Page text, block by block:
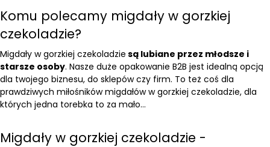
Komu polecamy migdały w gorzkiej
czekoladzie?
Migdały w gorzkiej czekoladzie są lubiane przez młodsze i
starsze osoby. Nasze duże opakowanie B2B jest idealną opcją
dla twojego biznesu, do sklepów czy firm. To też coś dla
prawdziwych miłośników migdałów w gorzkiej czekoladzie, dla
których jedna torebka to za mało…
Migdały w gorzkiej czekoladzie -